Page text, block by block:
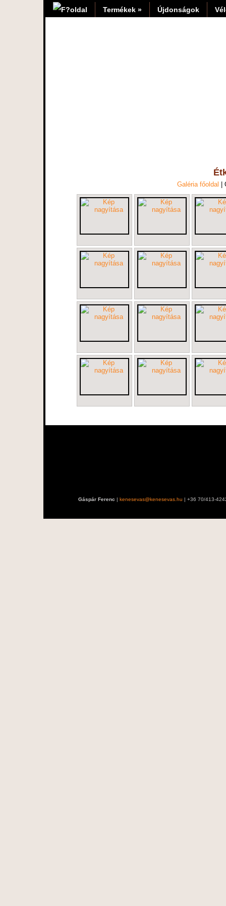
Termékek » Újdonságok
Galéria főoldal |
Gáspár Ferenc | kenesevas@kenesevas.hu | +36 70/413-